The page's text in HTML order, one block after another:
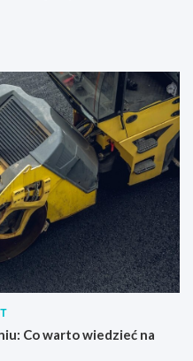
Co warto wiedzieć na